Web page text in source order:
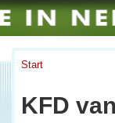
Start
KFD